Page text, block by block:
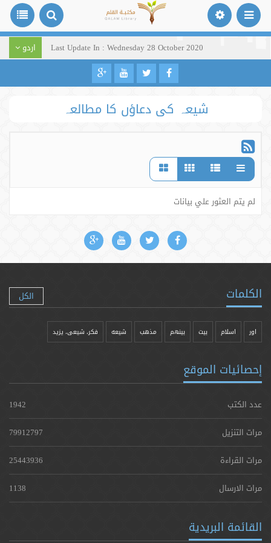
Last Update In : Wednesday 28 October 2020 اردو
شیعہ کی دعاؤں کا مطالعہ
لم يتم العثور علي بيانات
الكلمات الكل
اور اسلام بیت بينهم مذهب شيعه فکر، شیعی، یزيد
إحصائيات الموقع
عدد الكتب
1942
مرات التنزيل
79912797
مرات القراءة
25443936
مرات الارسال
1138
القائمة البريدية